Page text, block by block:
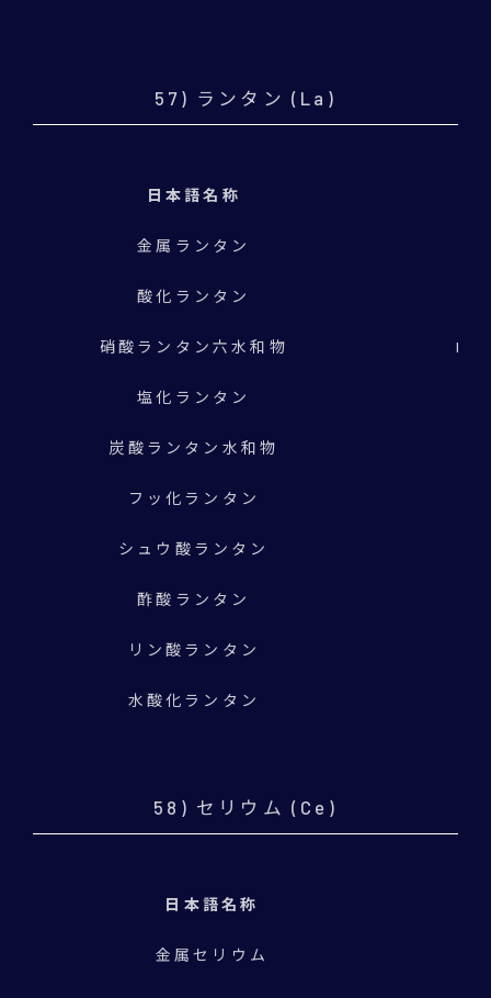
57) ランタン (La)
日本語名称
金属ランタン
酸化ランタン
硝酸ランタン六水和物
塩化ランタン
炭酸ランタン水和物
フッ化ランタン
シュウ酸ランタン
酢酸ランタン
リン酸ランタン
水酸化ランタン
58) セリウム (Ce)
日本語名称
金属セリウム